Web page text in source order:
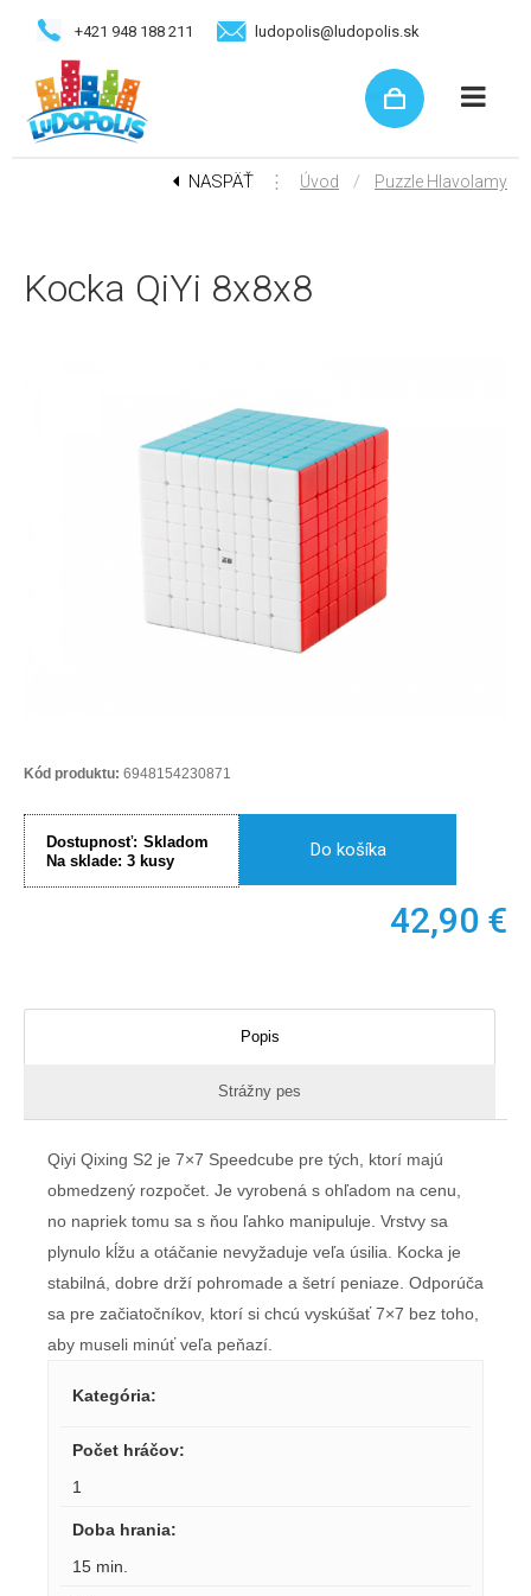
+421 948 188 211 ludopolis@ludopolis.sk
NASPÄŤ ⋮ Úvod / Puzzle Hlavolamy
Kocka QiYi 8x8x8
Kód produktu: 6948154230871
Dostupnosť: Skladom
Na sklade: 3 kusy
Do košíka
42,90 €
Popis
Strážny pes
Qiyi Qixing S2 je 7×7 Speedcube pre tých, ktorí majú
obmedzený rozpočet. Je vyrobená s ohľadom na cenu,
no napriek tomu sa s ňou ľahko manipuluje. Vrstvy sa
plynulo kĺžu a otáčanie nevyžaduje veľa úsilia. Kocka je
stabilná, dobre drží pohromade a šetrí peniaze. Odporúča
sa pre začiatočníkov, ktorí si chcú vyskúšať 7×7 bez toho,
aby museli minúť veľa peňazí.
Kategória:
Počet hráčov:
1
Doba hrania:
15 min.